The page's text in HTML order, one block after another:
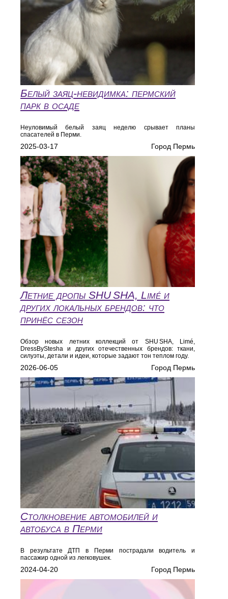
Белый заяц-невидимка: пермский
парк в осаде
Неуловимый белый заяц неделю срывает планы
спасателей в Перми.
2025-03-17 Город Пермь
Летние дропы SHU SHA, Limé и
других локальных брендов: что
принёс сезон
Обзор новых летних коллекций от SHU SHA, Limé,
DressByStesha и других отечественных брендов: ткани,
силуэты, детали и идеи, которые задают тон теплом году.
2026-06-05 Город Пермь
Столкновение автомобилей и
автобуса в Перми
В результате ДТП в Перми пострадали водитель и
пассажир одной из легковушек.
2024-04-20 Город Пермь